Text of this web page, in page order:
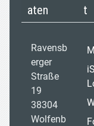
aten
Ravensb
erger
Straße
19
38304
Wolfenb
t